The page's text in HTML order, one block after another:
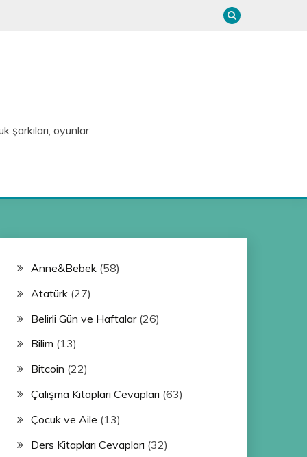
şarkıları, oyunlar
Anne&Bebek(58)
Atatürk(27)
Belirli Gün ve Haftalar(26)
Bilim (13)
Bitcoin (22)
Çalışma Kitapları Cevapları (63)
Çocuk ve Aile (13)
Ders Kitapları Cevapları (32)